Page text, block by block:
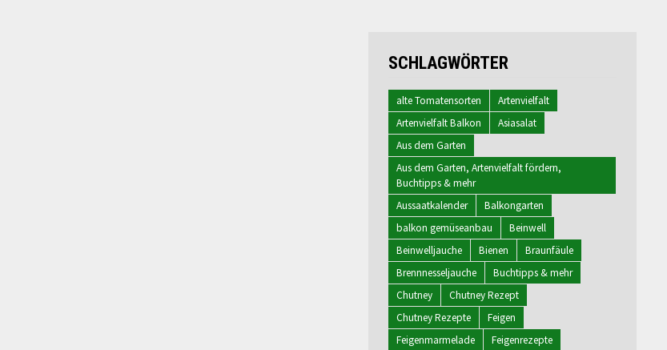
SCHLAGWÖRTER
alte Tomatensorten
Artenvielfalt
Artenvielfalt Balkon
Asiasalat
Aus dem Garten
Aus dem Garten, Artenvielfalt fördern,
Buchtipps & mehr
Aussaatkalender
Balkongarten
balkon gemüseanbau
Beinwell
Beinwelljauche
Bienen
Braunfäule
Brennnesseljauche
Buchtipps & mehr
Chutney
Chutney Rezept
Chutney Rezepte
Feigen
Feigenmarmelade
Feigenrezepte